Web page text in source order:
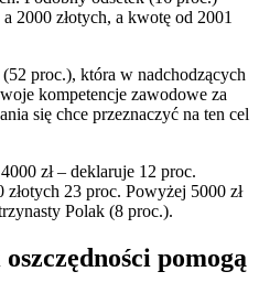
2000 złotych, a kwotę od 2001
proc.), która w nadchodzących
kompetencje zawodowe za
się chce przeznaczyć na ten cel
zł – deklaruje 12 proc.
23 proc. Powyżej 5000 zł
Polak (8 proc.).
pomogą